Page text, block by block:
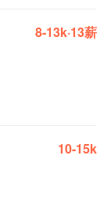
8-13k·13薪
10-15k